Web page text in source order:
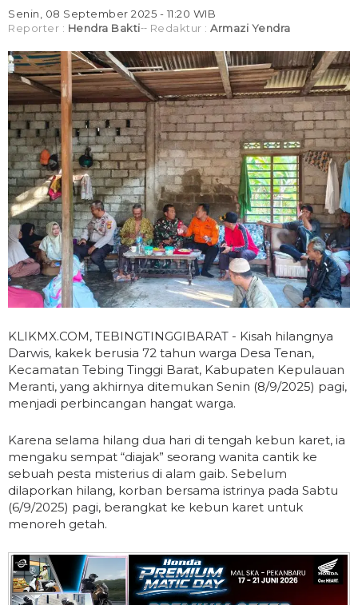
Senin, 08 September 2025 - 11:20 WIB
Reporter : Hendra Bakti Redaktur : Armazi Yendra
KLIKMX.COM, TEBINGTINGGIBARAT - Kisah hilangnya
Darwis, kakek berusia 72 tahun warga Desa Tenan,
Kecamatan Tebing Tinggi Barat, Kabupaten Kepulauan
Meranti, yang akhirnya ditemukan Senin (8/9/2025) pagi,
menjadi perbincangan hangat warga.
Karena selama hilang dua hari di tengah kebun karet, ia
mengaku sempat “diajak” seorang wanita cantik ke
sebuah pesta misterius di alam gaib. Sebelum
dilaporkan hilang, korban bersama istrinya pada Sabtu
(6/9/2025) pagi, berangkat ke kebun karet untuk
menoreh getah.